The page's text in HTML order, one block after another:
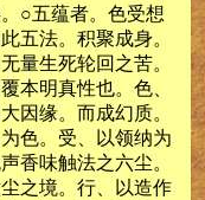
○五蕴者。色受想
五法。积聚成身。
量生死轮回之苦。
本明真性也。色、
因缘。而成幻质。
色。受、以领纳为
香味触法之六尘。
之境。行、以造作